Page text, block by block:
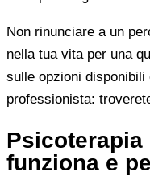
Non rinunciare a un
nella tua vita per una
sulle opzioni disponibili
professionista:
funziona e